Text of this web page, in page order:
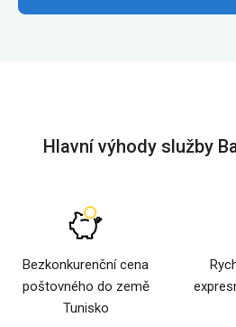
Hlavní výhody služby
Bezkonkurenční cena
poštovného do země
Tunisko